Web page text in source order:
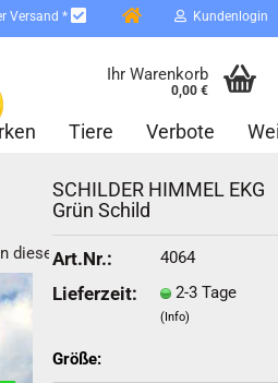
Versand * Kundenlogin
vergessen?
Ihr Warenkorb
0,00 €
Tiere Verbote
dieser Kategorie
SCHILDER HIMMEL EKG
Grün Schild
Art.Nr.: 4064
Lieferzeit: 2-3 Tage
(Info)
Größe: